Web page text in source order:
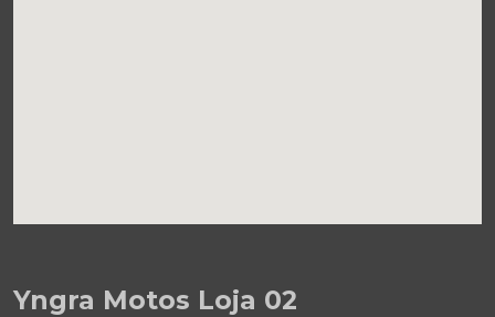
Yngra Motos Loja 02